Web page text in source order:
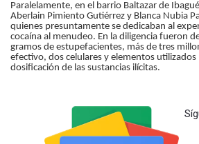
Paralelamente, en el barrio Baltazar de
Aberlain Pimiento Gutiérrez y Blanca Nubia
quienes presuntamente se dedicaban al
cocaína al menudeo. En la diligencia fueron
gramos de estupefacientes, más de tres
efectivo, dos celulares y elementos utilizados
dosificación de las sustancias ilícitas.